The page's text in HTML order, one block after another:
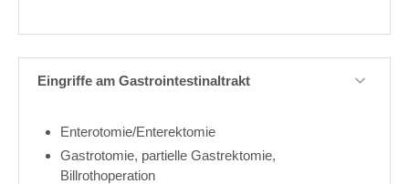
Eingriffe am Gastrointestinaltrakt
Enterotomie/Enterektomie
Gastrotomie, partielle Gastrektomie,
Billrothoperation